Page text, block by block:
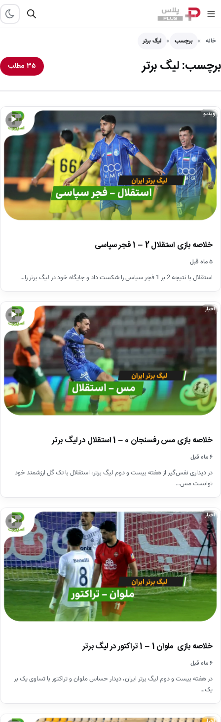
خانه برچسب لیگ برتر
برچسب:لیگ برتر ۳۵ مطلب
▶
ویدیو
خلاصه بازی استقلال 2 – 1 فجر سپاسی
۵ ماه قبل
استقلال با نتیجه 2 بر 1 فجر سپاسی را شکست داد و جایگاه خود در لیگ برتر را…
▶
اخبار
خلاصه بازی مس رفسنجان 0 – 1 استقلال در لیگ برتر
۶ ماه قبل
در دیداری نفس‌گیر از هفته بیست و دوم لیگ برتر، استقلال با تک گل ارزشمند خود
توانست مس…
▶
اخبار
خلاصه بازی ملوان 1 – 1 تراکتور در لیگ برتر
۶ ماه قبل
در هفته بیست و دوم لیگ برتر ایران، دیدار حساس ملوان و تراکتور با تساوی یک بر
یک…